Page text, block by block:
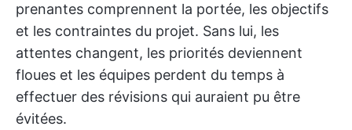
prenantes comprennent la portée, les objectifs
et les contraintes du projet. Sans lui, les
attentes changent, les priorités deviennent
floues et les équipes perdent du temps à
effectuer des révisions qui auraient pu être
évitées.